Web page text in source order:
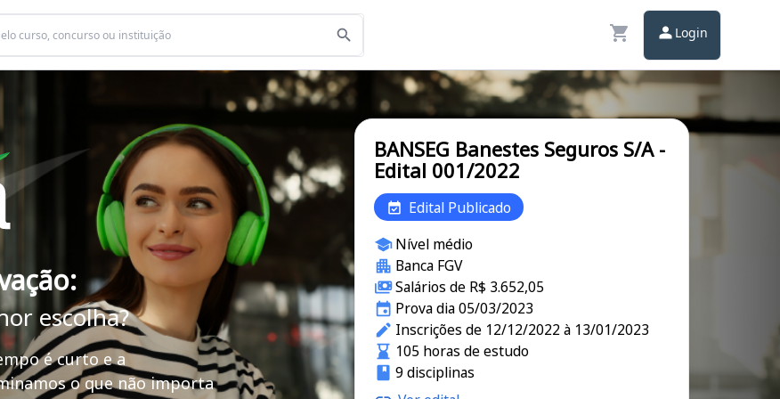
Login
escolha?
é curto e a
o que não importa
BANSEG Banestes Seguros S/A -
Edital 001/2022
Edital Publicado
Nível médio
Banca FGV
Salários de R$ 3.652,05
Prova dia 05/03/2023
Inscrições de 12/12/2022 à 13/01/2023
105 horas de estudo
9 disciplinas